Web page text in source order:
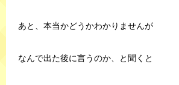
あと、本当かどうかわかりませんが
なんで出た後に言うのか、と聞くと